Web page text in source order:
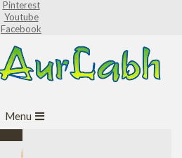
Pinterest
Youtube
Facebook
Menu